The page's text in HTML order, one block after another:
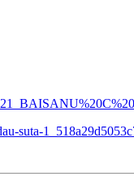
suta-